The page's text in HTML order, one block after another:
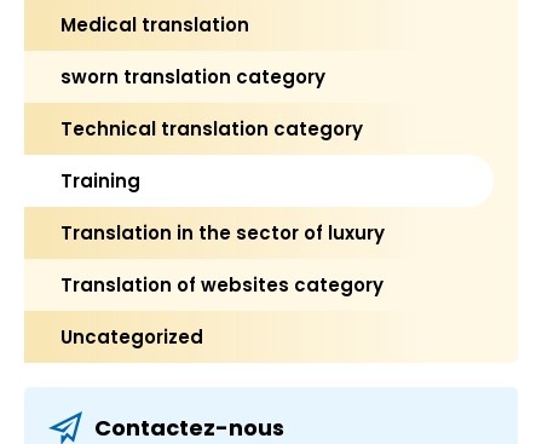
Medical translation
sworn translation category
Technical translation category
Training
Translation in the sector of luxury
Translation of websites category
Uncategorized
Contactez-nous